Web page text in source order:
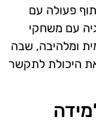
פעולה עם
עם משחקי
ומלהיבה, שבה
היכולת לתקשר